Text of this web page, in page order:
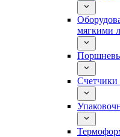
мягкими
Счетчики